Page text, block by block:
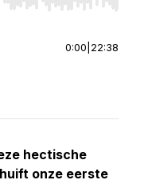
Home/End to jump to
0:00 22:38
hectische
onze eerste